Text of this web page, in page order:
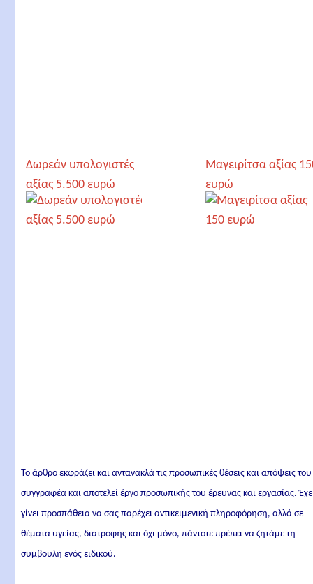
Δωρεάν υπολογιστές
αξίας 5.500 ευρώ
Μαγειρίτσα αξίας
ευρώ
Το άρθρο εκφράζει και αντανακλά τις προσωπικές θέσεις και απόψεις του
συγγραφέα και αποτελεί έργο προσωπικής του έρευνας και εργασίας.
γίνει προσπάθεια να σας παρέχει αντικειμενική πληροφόρηση, αλλά σε
θέματα υγείας, διατροφής και όχι μόνο, πάντοτε πρέπει να ζητάμε τη
συμβουλή ενός ειδικού.